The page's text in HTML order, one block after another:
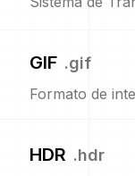
GIF .gif
Formato de
HDR .hdr